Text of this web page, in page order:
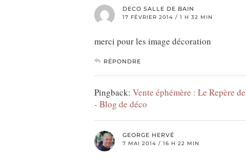
DECO SALLE DE BAIN
17 FÉVRIER 2014 / 1 H 32 MIN
merci pour les image décoration
RÉPONDRE
Pingback: Vente éphémère : Le Repère
- Blog de déco
GEORGE HERVÉ
7 MAI 2014 / 16 H 22 MIN